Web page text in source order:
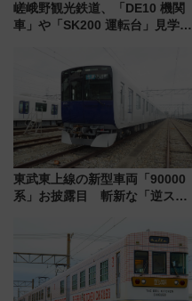
嵯峨野観光鉄道、「DE10 機関
車」や「SK200 運転台」見学ツ
うかも 参加方法やスケジュール
をご紹介
東武東上線の新型車両「90000
系」お披露目 斬新な「逆スラ
放的な車内空間に注目、デビュ